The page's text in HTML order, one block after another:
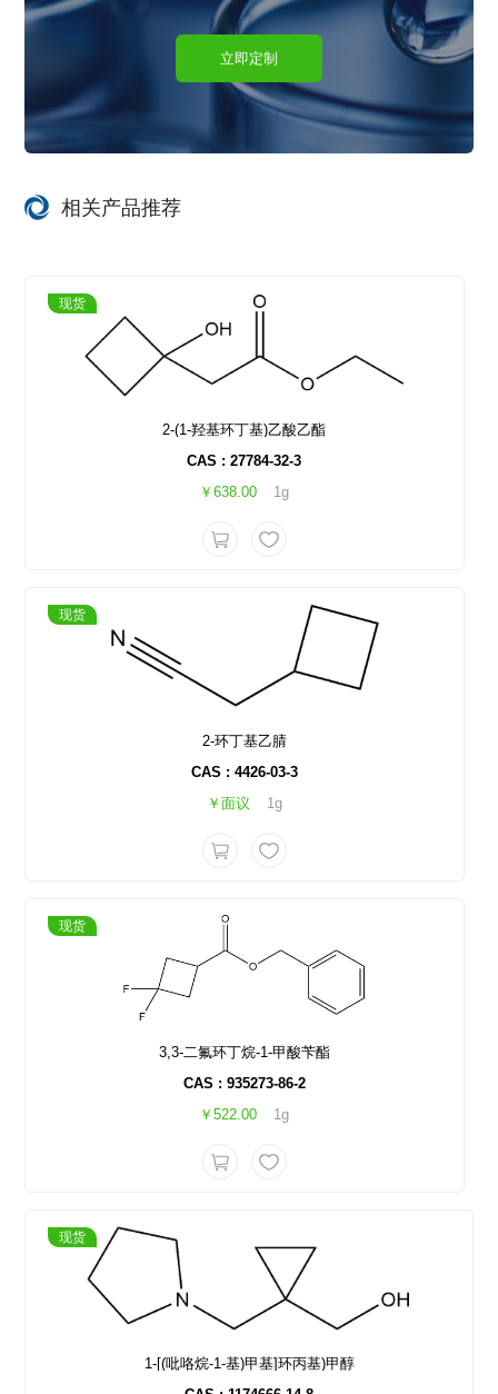
立即定制
相关产品推荐
现货
2-(1-羟基环丁基)乙酸乙酯
CAS : 27784-32-3
￥638.00
1g
现货
2-环丁基乙腈
CAS : 4426-03-3
￥面议
1g
现货
3,3-二氟环丁烷-1-甲酸苄酯
CAS : 935273-86-2
￥522.00
1g
现货
1-[(吡咯烷-1-基)甲基]环丙基)甲醇